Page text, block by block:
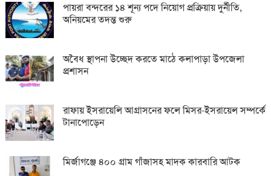
পায়রা বন্দরের ১৪ শূন্য পদে নিয়োগ প্রক্রিয়ায় দুর্নীতি,
অনিয়মের তদন্ত শুরু
অবৈধ স্থাপনা উচ্ছেদ করতে মাঠে কলাপাড়া উপজেলা
প্রশাসন
রাফায় ইসরায়েলি আগ্রাসনের ফলে মিসর-ইসরায়েল সম্পর্কে
টানাপোড়েন
মির্জাগঞ্জে ৪০০ গ্রাম গাঁজাসহ মাদক কারবারি আটক